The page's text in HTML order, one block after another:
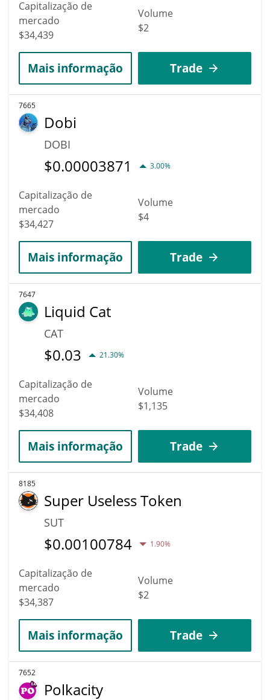
Capitalização de
mercado
$34,439
Volume
$2
Mais informação Trade
7665
Dobi
DOBI
$0.00003871 3.00%
Capitalização de
mercado
$34,427
Volume
$4
Mais informação Trade
7647
Liquid Cat
CAT
$0.03 21.30%
Capitalização de
mercado
$34,408
Volume
$1,135
Mais informação Trade
8185
Super Useless Token
SUT
$0.00100784 1.90%
Capitalização de
mercado
$34,387
Volume
$2
Mais informação Trade
7652
Polkacity